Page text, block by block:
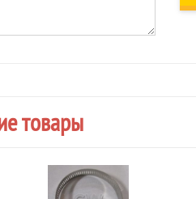
товары